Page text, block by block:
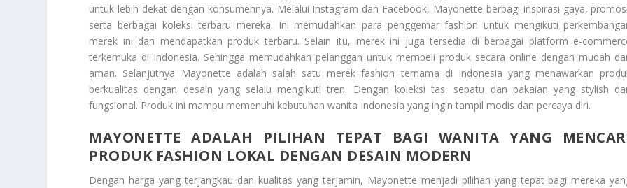
untuk lebih dekat dengan konsumennya. Melalui Instagram dan Facebook, Mayonette berbagi inspirasi gaya,
serta berbagai koleksi terbaru mereka. Ini memudahkan para penggemar fashion untuk mengikuti
merek ini dan mendapatkan produk terbaru. Selain itu, merek ini juga tersedia di berbagai platform e-
terkemuka di Indonesia. Sehingga memudahkan pelanggan untuk membeli produk secara online dengan mudah
aman. Selanjutnya Mayonette adalah salah satu merek fashion ternama di Indonesia yang menawarkan
berkualitas dengan desain yang selalu mengikuti tren. Dengan koleksi tas, sepatu dan pakaian yang stylish
fungsional. Produk ini mampu memenuhi kebutuhan wanita Indonesia yang ingin tampil modis dan percaya diri.
MAYONETTE ADALAH PILIHAN TEPAT BAGI WANITA YANG
PRODUK FASHION LOKAL DENGAN DESAIN MODERN
Dengan harga yang terjangkau dan kualitas yang terjamin, Mayonette menjadi pilihan yang tepat bagi mereka